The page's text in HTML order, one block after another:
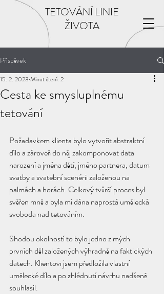
TETOVÁNÍ LINIE
ŽIVOTA
Příspěvek
Cesta ke smysluplnému
tetování
15. 2. 2023 Minut čtení: 2
Požadavkem klienta bylo vytvořit abstraktní
dílo a zároveň do něj zakomponovat data
narození a jména dětí, jméno partnera, datum
svatby a svatební scenérii založenou na
palmách a horách. Celkový tvůrčí proces byl
svěřen mně a byla mi dána naprostá umělecká
svoboda nad tetováním.
Shodou okolností to bylo jedno z mých
prvních děl založených výhradně na faktických
datech. Klientovi jsem předložila vlastní
umělecké dílo a po zhlédnutí návrhu nadšeně
souhlasil.